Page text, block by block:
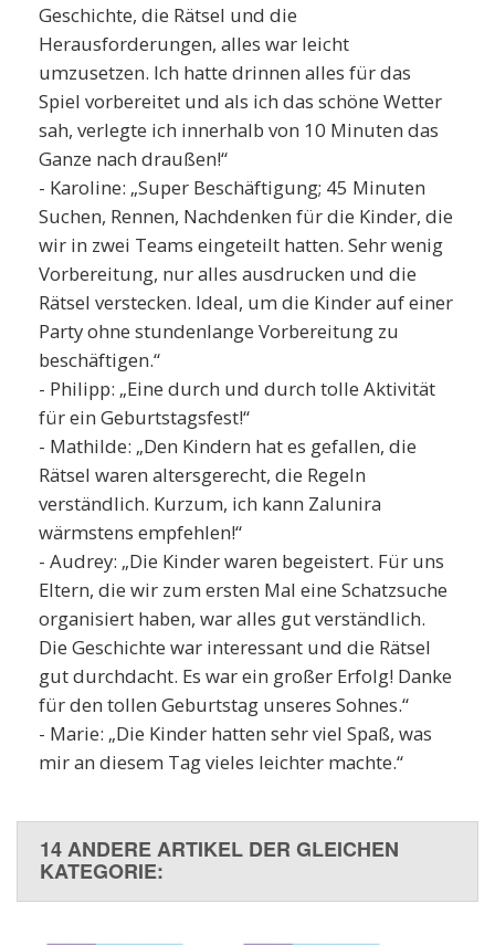
Geschichte, die Rätsel und die
Herausforderungen, alles war leicht
umzusetzen. Ich hatte drinnen alles für das
Spiel vorbereitet und als ich das schöne Wetter
sah, verlegte ich innerhalb von 10 Minuten das
Ganze nach draußen!“
- Karoline: „Super Beschäftigung; 45 Minuten
Suchen, Rennen, Nachdenken für die Kinder, die
wir in zwei Teams eingeteilt hatten. Sehr wenig
Vorbereitung, nur alles ausdrucken und die
Rätsel verstecken. Ideal, um die Kinder auf einer
Party ohne stundenlange Vorbereitung zu
beschäftigen.“
- Philipp: „Eine durch und durch tolle Aktivität
für ein Geburtstagsfest!“
- Mathilde: „Den Kindern hat es gefallen, die
Rätsel waren altersgerecht, die Regeln
verständlich. Kurzum, ich kann Zalunira
wärmstens empfehlen!“
- Audrey: „Die Kinder waren begeistert. Für uns
Eltern, die wir zum ersten Mal eine Schatzsuche
organisiert haben, war alles gut verständlich.
Die Geschichte war interessant und die Rätsel
gut durchdacht. Es war ein großer Erfolg! Danke
für den tollen Geburtstag unseres Sohnes.“
- Marie: „Die Kinder hatten sehr viel Spaß, was
mir an diesem Tag vieles leichter machte.“
14 ANDERE ARTIKEL DER GLEICHEN
KATEGORIE: